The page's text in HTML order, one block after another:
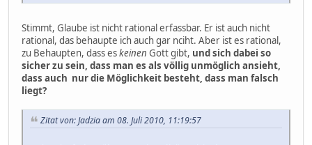
Stimmt, Glaube ist nicht rational erfassbar. Er ist auch nicht
rational, das behaupte ich auch gar nciht. Aber ist es rational,
zu Behaupten, dass eskeinen Gott gibt, und sich dabei so
sicher zu sein, dass man es als völlig unmöglich ansieht,
dass auch nur die Möglichkeit besteht, dass man falsch
liegt?
Zitat von: Jadzia am 08. Juli 2010, 11:19:57